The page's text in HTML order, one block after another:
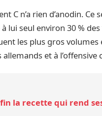
C n’a rien d’anodin.
lui seul environ 30 %
les plus gros
et à l’offensive
la recette qui rend